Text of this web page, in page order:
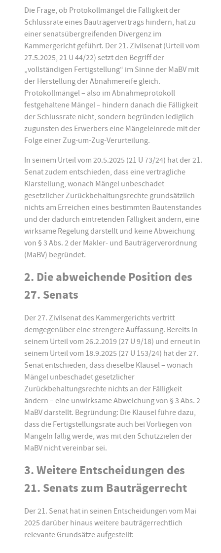
Die Frage, ob Protokollmängel die Fälligkeit der
Schlussrate eines Bauträgervertrags hindern, hat zu
einer senatsübergreifenden Divergenz im
Kammergericht geführt. Der 21. Zivilsenat (Urteil vom
27.5.2025, 21 U 44/22) setzt den Begriff der
„vollständigen Fertigstellung“ im Sinne der MaBV mit
der Herstellung der Abnahmereife gleich.
Protokollmängel – also im Abnahmeprotokoll
festgehaltene Mängel – hindern danach die Fälligkeit
der Schlussrate nicht, sondern begründen lediglich
zugunsten des Erwerbers eine Mängeleinrede mit der
Folge einer Zug-um-Zug-Verurteilung.
In seinem Urteil vom 20.5.2025 (21 U 73/24) hat der 21.
Senat zudem entschieden, dass eine vertragliche
Klarstellung, wonach Mängel unbeschadet
gesetzlicher Zurückbehaltungsrechte grundsätzlich
nichts am Erreichen eines bestimmten Bautenstandes
und der dadurch eintretenden Fälligkeit ändern, eine
wirksame Regelung darstellt und keine Abweichung
von § 3 Abs. 2 der Makler- und Bauträgerverordnung
(MaBV) begründet.
2. Die abweichende Position des
27. Senats
Der 27. Zivilsenat des Kammergerichts vertritt
demgegenüber eine strengere Auffassung. Bereits in
seinem Urteil vom 26.2.2019 (27 U 9/18) und erneut in
seinem Urteil vom 18.9.2025 (27 U 153/24) hat der 27.
Senat entschieden, dass dieselbe Klausel – wonach
Mängel unbeschadet gesetzlicher
Zurückbehaltungsrechte nichts an der Fälligkeit
ändern – eine unwirksame Abweichung von § 3 Abs. 2
MaBV darstellt. Begründung: Die Klausel führe dazu,
dass die Fertigstellungsrate auch bei Vorliegen von
Mängeln fällig werde, was mit den Schutzzielen der
MaBV nicht vereinbar sei.
3. Weitere Entscheidungen des
21. Senats zum Bauträgerrecht
Der 21. Senat hat in seinen Entscheidungen vom Mai
2025 darüber hinaus weitere bauträgerrechtlich
relevante Grundsätze aufgestellt: